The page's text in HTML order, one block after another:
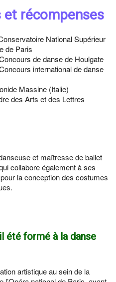
et récompenses
National Supérieur
de Paris
de danse de Houlgate
international de danse
Massine (Italie)
des Arts et des Lettres
et maîtresse de ballet
collabore également à ses
la conception des costumes
été formé à la danse
artistique au sein de la